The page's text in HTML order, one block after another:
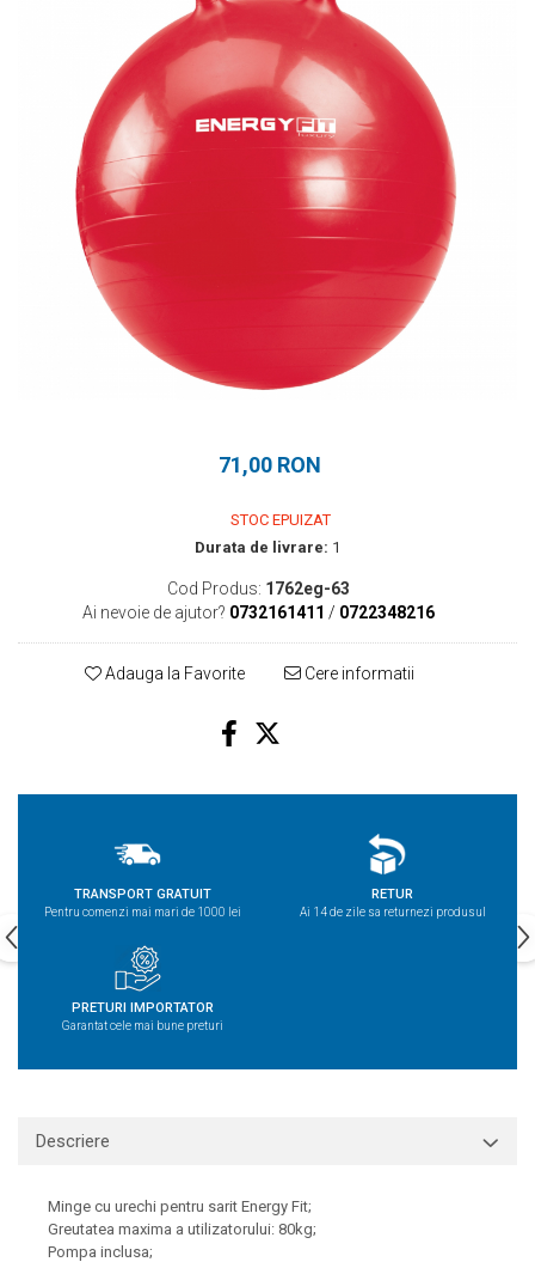
Genti si rucsacuri
Tricouri, pantaloni, bluze
Costume profesionale inot
71,00 RON
STOC EPUIZAT
Durata de livrare: 1
Cod Produs: 1762eg-63
Ai nevoie de ajutor? 0732161411 / 0722348216
Adauga la Favorite Cere informatii
TRANSPORT GRATUIT
Pentru comenzi mai mari de 1000 lei
RETUR
Ai 14 de zile sa returnezi produsul
PRETURI IMPORTATOR
Garantat cele mai bune preturi
Descriere
Minge cu urechi pentru sarit Energy Fit;
Greutatea maxima a utilizatorului: 80kg;
Pompa inclusa;